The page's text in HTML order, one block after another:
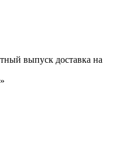
выпуск доставка на